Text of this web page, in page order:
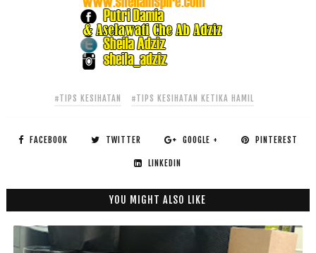
#TIPS KESIHATAN #TIPS KESIHATAN KETIKA HAMIL
FACEBOOK TWITTER GOOGLE + PINTEREST
LINKEDIN
YOU MIGHT ALSO LIKE